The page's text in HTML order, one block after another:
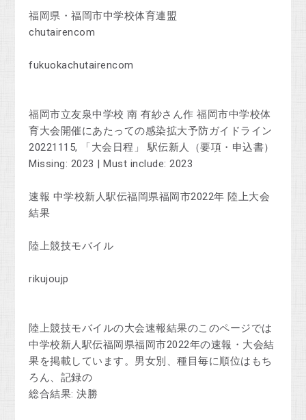
福岡県・福岡市中学校体育連盟
chutairencom
fukuokachutairencom
福岡市立友泉中学校 南 有紗さん作 福岡市中学校体
育大会開催にあたっての感染拡大予防ガイドライン
20221115, 「大会日程」 駅伝新人（要項・申込書）
Missing: 2023 ‎| Must include: 2023
速報 中学校新人駅伝福岡県福岡市2022年 陸上大会
結果
陸上競技モバイル
rikujoujp
陸上競技モバイルの大会速報結果のこのページでは
中学校新人駅伝福岡県福岡市2022年の速報・大会結
果を掲載しています。男女別、種目毎に順位はもち
ろん、記録の
総合結果: 決勝